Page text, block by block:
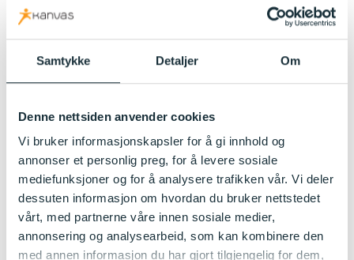
Samtykke Detaljer Om
Denne nettsiden anvender cookies
Vi bruker informasjonskapsler for å gi innhold og
annonser et personlig preg, for å levere sosiale
mediefunksjoner og for å analysere trafikken vår. Vi deler
dessuten informasjon om hvordan du bruker nettstedet
vårt, med partnerne våre innen sosiale medier,
annonsering og analysearbeid, som kan kombinere den
med annen informasjon du har gjort tilgjengelig for dem,
Kanvas. De gir begge uttrykk for at det er godt å ha en felles
møteplass med andre barnehagelærere som er i samme
situasjon – det å være ny i barnehagen. – Det har vært godt å
Pedagogisk progresjon gjennom
veiledning
Janne forteller at de i Kanvas har blitt møtt av kompetente
veiledere, som støtter dem og som gir dem mulighet til å
reflektere over og øve på det som er utfordrende. – Jeg